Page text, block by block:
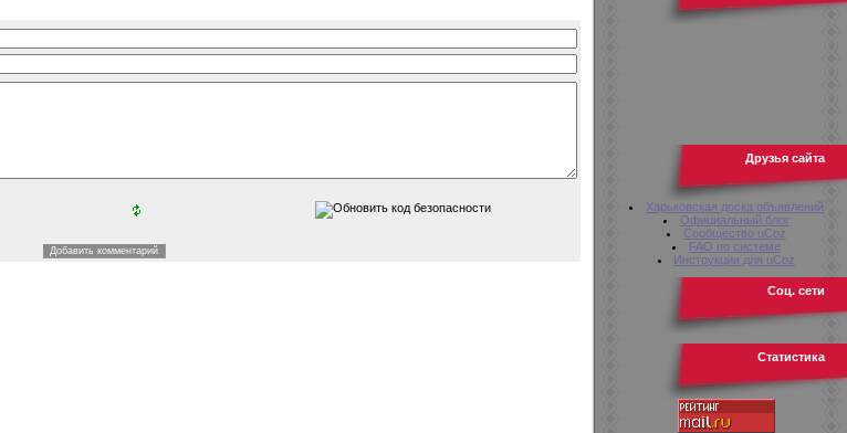
Друзья сайта
Харьковская доска объявлений
Официальный блог
Сообщество uCoz
FAQ по системе
Инструкции для uCoz
Соц. сети
Статистика